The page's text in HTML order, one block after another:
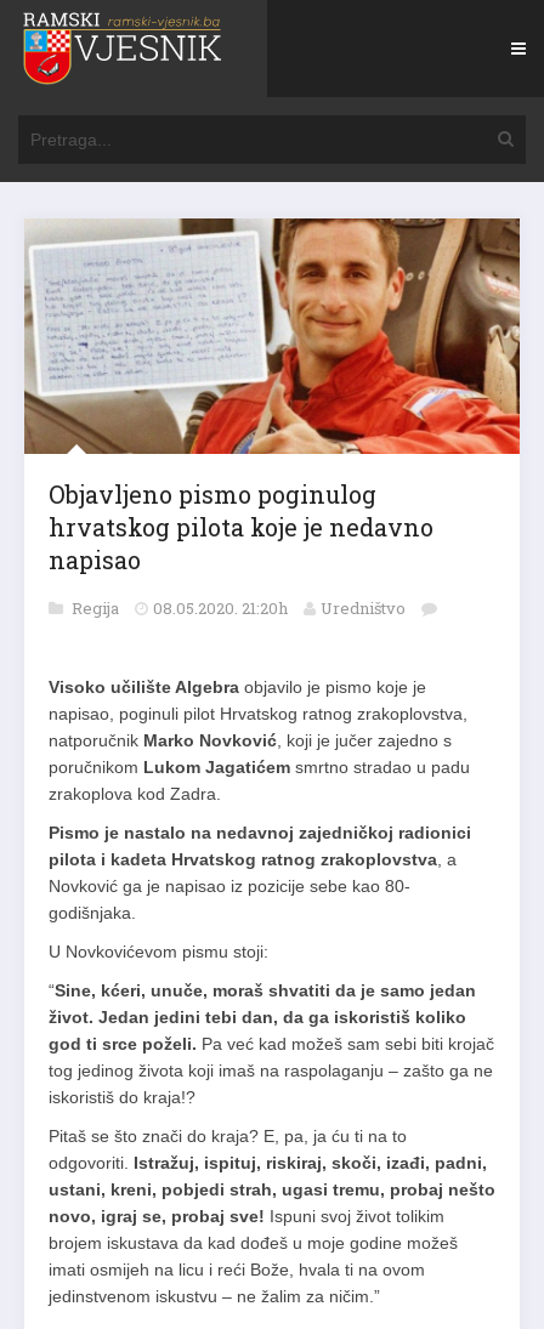
Objavljeno pismo poginulog
hrvatskog pilota koje je nedavno
napisao
Regija 08.05.2020. 21:20h Uredništvo
Visoko učilište Algebra objavilo je pismo koje je
napisao, poginuli pilot Hrvatskog ratnog zrakoplovstva,
natporučnik Marko Novković , koji je jučer zajedno s
poručnikom Lukom Jagatićem smrtno stradao u padu
zrakoplova kod Zadra.
Pismo je nastalo na nedavnoj zajedničkoj radionici
pilota i kadeta Hrvatskog ratnog zrakoplovstva , a
Novković ga je napisao iz pozicije sebe kao 80-
godišnjaka.
U Novkovićevom pismu stoji:
“Sine, kćeri, unuče, moraš shvatiti da je samo jedan
život. Jedan jedini tebi dan, da ga iskoristiš koliko
god ti srce poželi. Pa već kad možeš sam sebi biti krojač
tog jedinog života koji imaš na raspolaganju – zašto ga ne
iskoristiš do kraja!?
Pitaš se što znači do kraja? E, pa, ja ću ti na to
odgovoriti. Istražuj, ispituj, riskiraj, skoči, izađi, padni,
ustani, kreni, pobjedi strah, ugasi tremu, probaj nešto
novo, igraj se, probaj sve! Ispuni svoj život tolikim
brojem iskustava da kad dođeš u moje godine možeš
imati osmijeh na licu i reći Bože, hvala ti na ovom
jedinstvenom iskustvu – ne žalim za ničim.”